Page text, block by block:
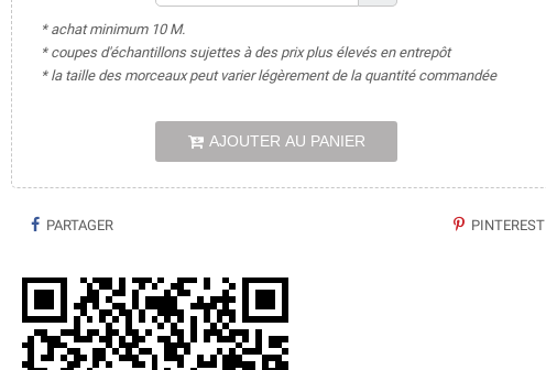
* achat minimum 10 M.
* coupes d'échantillons sujettes à des prix plus élevés en entrepôt
* la taille des morceaux peut varier légèrement de la quantité commandée
AJOUTER AU PANIER
PARTAGER PINTEREST